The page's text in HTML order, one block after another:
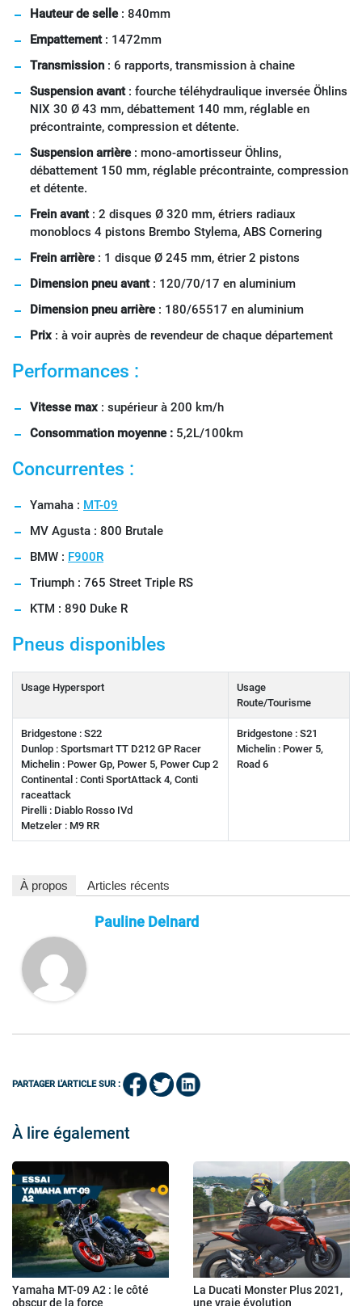
Hauteur de selle: 840mm
Empattement : 1472mm
Transmission : 6 rapports, transmission à chaine
Suspension avant: fourche téléhydraulique inversée Öhlins
NIX 30 Ø 43 mm, débattement 140 mm, réglable en
précontrainte, compression et détente.
Suspension arrière: mono-amortisseur Öhlins,
débattement 150 mm, réglable précontrainte, compression
et détente.
Frein avant: 2 disques Ø 320 mm, étriers radiaux
monoblocs 4 pistons Brembo Stylema, ABS Cornering
Frein arrière: 1 disque Ø 245 mm, étrier 2 pistons
Dimension pneu avant: 120/70/17 en aluminium
Dimension pneu arrière: 180/65517 en aluminium
Prix : à voir auprès de revendeur de chaque département
Performances :
Vitesse max : supérieur à 200 km/h
Consommation moyenne : 5,2L/100km
Concurrentes :
Yamaha : MT-09
MV Agusta : 800 Brutale
BMW : F900R
Triumph : 765 Street Triple RS
KTM : 890 Duke R
Pneus disponibles
Usage Hypersport
Usage
Route/Tourisme
Bridgestone : S22
Dunlop : Sportsmart TT D212 GP Racer
Michelin : Power Gp, Power 5, Power Cup 2
Continental : Conti SportAttack 4, Conti
raceattack
Pirelli : Diablo Rosso IVd
Metzeler : M9 RR
Bridgestone : S21
Michelin : Power 5,
Road 6
À propos Articles récents
Pauline Delnard
PARTAGER L'ARTICLE SUR :
À lire également
Yamaha MT-09 A2 : le côté
obscur de la force
La Ducati Monster Plus 2021,
une vraie évolution